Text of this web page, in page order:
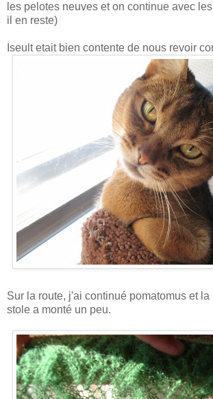
les pelotes neuves et on continue avec
il en reste)
Iseult etait bien contente de nous revoir
Sur la route, j'ai continué pomatomus et la
stole a monté un peu.